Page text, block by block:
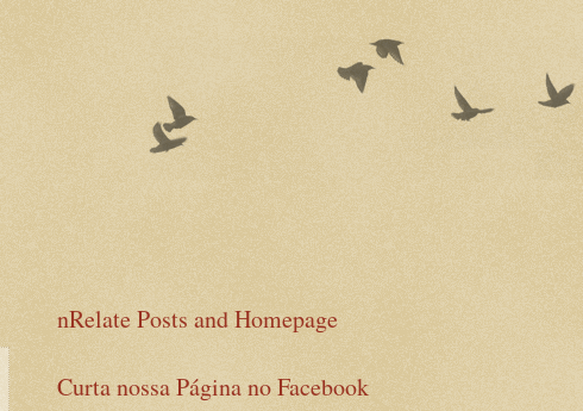
nRelate Posts and Homepage
Curta nossa Página no Facebook